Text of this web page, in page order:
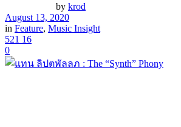
by krod
August 13, 2020
in Feature, Music Insight
521 16
0